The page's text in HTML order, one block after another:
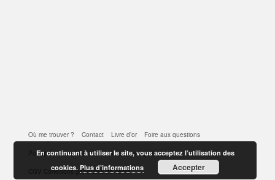
Où me trouver ? Contact Livre d’or Foire aux questions
Politique de confidentialité Mentions légales
CGV Conditions générales de vente
En continuant à utiliser le site, vous acceptez l’utilisation des
cookies.Plus d’informations Accepter